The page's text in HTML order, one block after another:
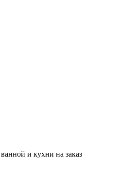
и кухни на заказ